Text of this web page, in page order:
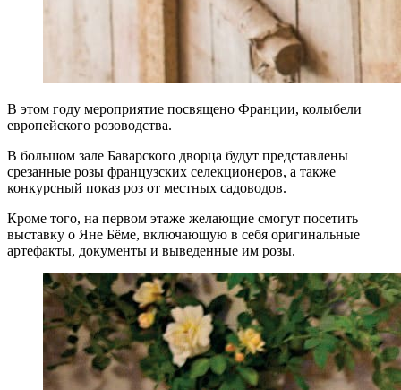
В этом году мероприятие посвящено Франции, колыбели
европейского розоводства.
В большом зале Баварского дворца будут представлены
срезанные розы французских селекционеров, а также
конкурсный показ роз от местных садоводов.
Кроме того, на первом этаже желающие смогут посетить
выставку о Яне Бёме, включающую в себя оригинальные
артефакты, документы и выведенные им розы.